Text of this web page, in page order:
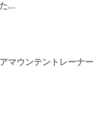
...
マウンテントレーナー